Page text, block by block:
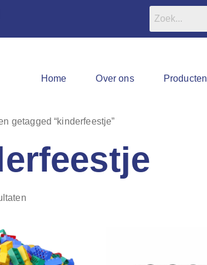
Home Over ons Producten
getagged “kinderfeestje”